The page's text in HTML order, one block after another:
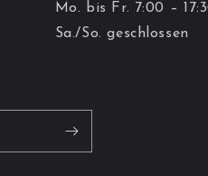
Mo. bis Fr. 7:00 –
Sa./So. geschlossen